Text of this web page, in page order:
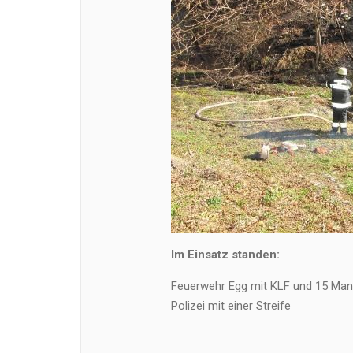
Im Einsatz standen:
Feuerwehr Egg mit KLF und 15
Polizei mit einer Streife